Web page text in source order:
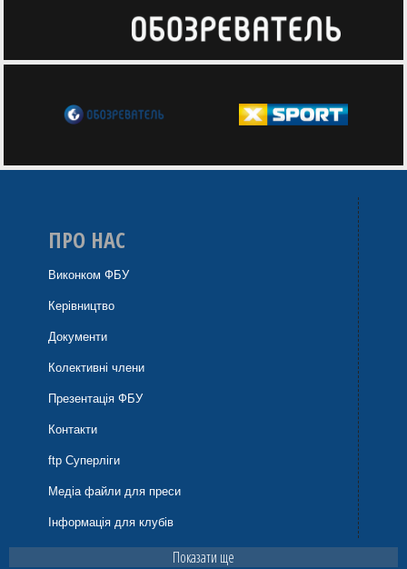
ПРО НАС
Виконком ФБУ
Керівництво
Документи
Колективні члени
Презентація ФБУ
Контакти
ftp Суперліги
Медіа файли для преси
Інформація для клубів
Показати ще